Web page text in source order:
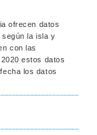
ofrecen datos
según la isla y
con las
estos datos
los datos